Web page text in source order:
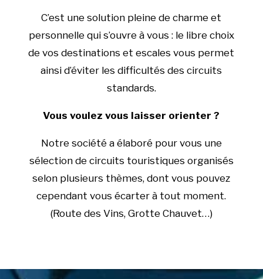
C’est une solution pleine de charme et
personnelle qui s’ouvre à vous : le libre choix
de vos destinations et escales vous permet
ainsi d’éviter les difficultés des circuits
standards.
Vous voulez vous laisser orienter ?
Notre société a élaboré pour vous une
sélection de circuits touristiques organisés
selon plusieurs thèmes, dont vous pouvez
cependant vous écarter à tout moment.
(Route des Vins, Grotte Chauvet…)